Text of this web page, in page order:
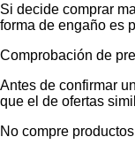
Si decide comprar
forma de engaño es
Comprobación de
Antes de confirmar
que el de ofertas
No compre